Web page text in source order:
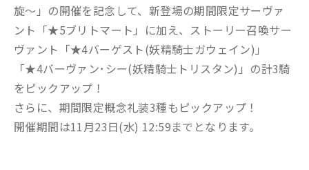
旋～」の開催を記念して、新登場の期間限定サーヴァ
ント「★5ブリトマート」に加え、ストーリー召喚サー
ヴァント「★4バーゲスト(妖精騎士ガウェイン)」
「★4バーヴァン･シー(妖精騎士トリスタン)」の計3騎
をピックアップ！
さらに、期間限定概念礼装3種もピックアップ！
開催期間は11月23日(水) 12:59までとなります。